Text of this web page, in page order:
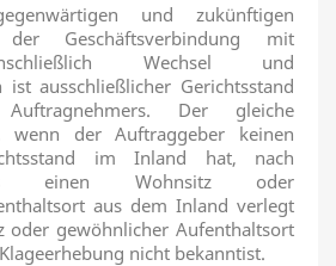
und zukünftigen
Geschäftsverbindung mit
Wechsel und
ist ausschließlicher Gerichtsstand
Der gleiche
wenn der Auftraggeber keinen
im Inland hat, nach
einen Wohnsitz oder
aus dem Inland verlegt
oder gewöhnlicher Aufenthaltsort
nicht bekanntist.